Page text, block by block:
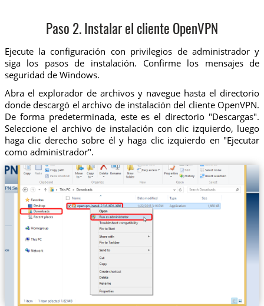
Paso 2. Instalar el cliente OpenVPN
Ejecute la configuración con privilegios de administrador y
siga los pasos de instalación. Confirme los mensajes de
seguridad de Windows.
Abra el explorador de archivos y navegue hasta el directorio
donde descargó el archivo de instalación del cliente OpenVPN.
De forma predeterminada, este es el directorio "Descargas".
Seleccione el archivo de instalación con clic izquierdo, luego
haga clic derecho sobre él y haga clic izquierdo en "Ejecutar
como administrador".